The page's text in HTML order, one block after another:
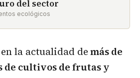
del sector
ecológicos
la actualidad demás de
de cultivos de frutas y